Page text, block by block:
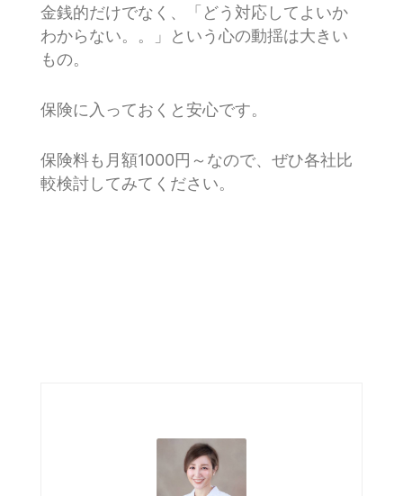
グ
金銭的だけでなく、「どう対応してよいか
わからない。。」という心の動揺は大きい
もの。
保険に入っておくと安心です。
保険料も月額1000円～なので、ぜひ各社比
較検討してみてください。